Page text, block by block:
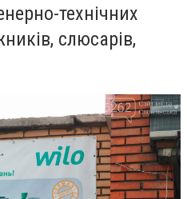
технічних
слюсарів,